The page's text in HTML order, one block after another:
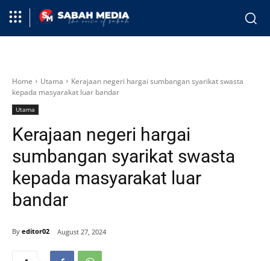
Home Utama
Kerajaan negeri hargai sumbangan syarikat swasta
kepada masyarakat luar bandar
Utama
Kerajaan negeri hargai
sumbangan syarikat swasta
kepada masyarakat luar
bandar
By editor02 August 27, 2024